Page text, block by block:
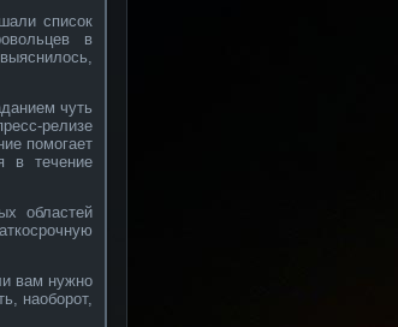
список
в
чуть
релизе
помогает
в течение
областей
вам нужно
наоборот,